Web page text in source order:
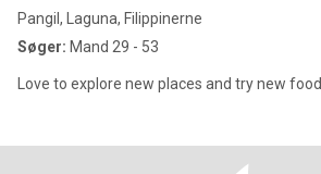
Pangil, Laguna, Filippinerne
Søger: Mand 29 - 53
Love to explore new places and try new food.